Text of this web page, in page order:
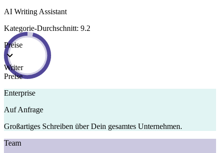
AI Writing Assistant
Kategorie-Durchschnitt: 9.2
Preise
Writer
Preise
Enterprise
Auf Anfrage
Großartiges Schreiben über Dein gesamtes Unternehmen.
Team